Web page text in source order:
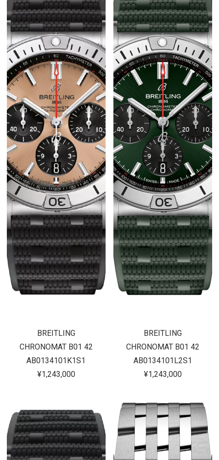
BREITLING
CHRONOMAT B01 42
AB0134101K1S1
¥1,243,000
BREITLING
CHRONOMAT B01 42
AB0134101L2S1
¥1,243,000